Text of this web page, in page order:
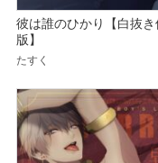
彼は誰のひかり【白抜き
版】
たすく